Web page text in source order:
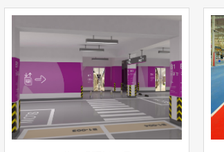
停车场环氧地坪
停车场地坪
立即询问
聚
查看详情
立